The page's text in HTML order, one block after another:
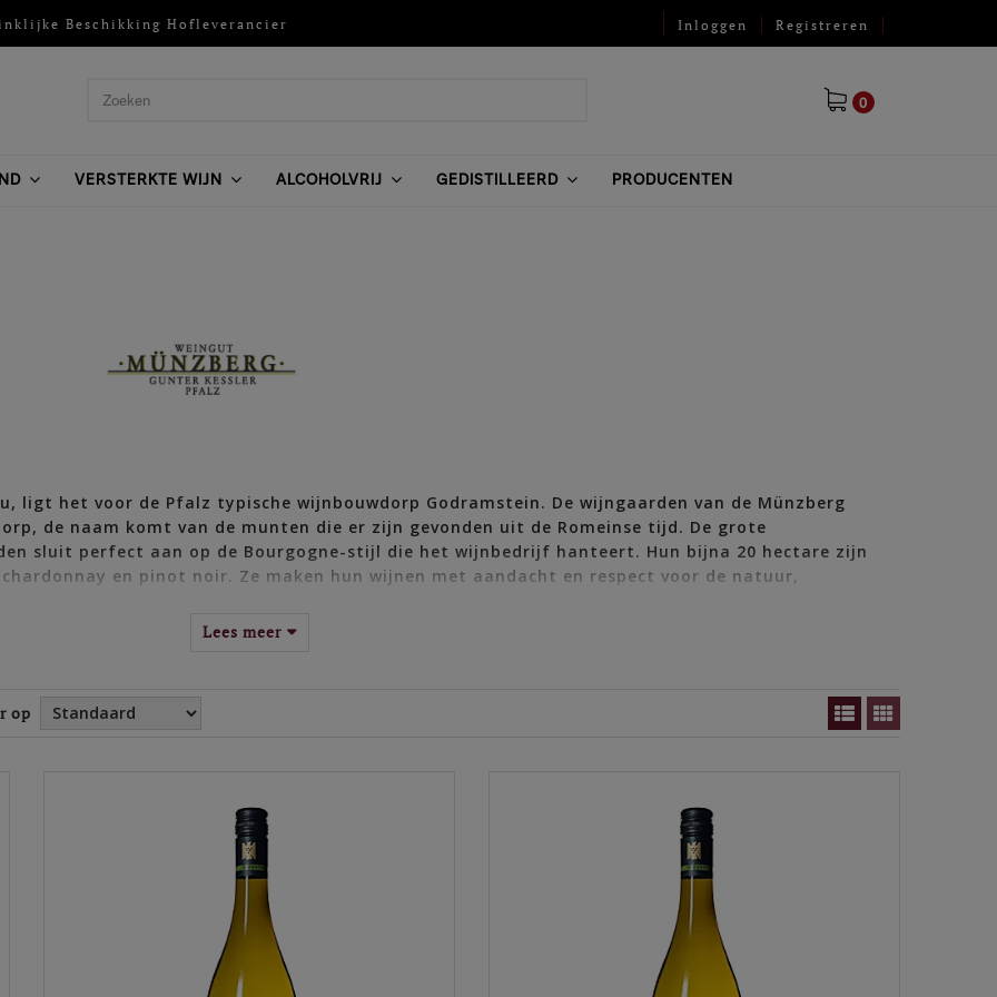
Beschikking Hofleverancier Inloggen Registreren
0
VERSTERKTE WIJN ALCOHOLVRIJ GEDISTILLEERD PRODUCENTEN
ligt het voor de Pfalz typische wijnbouwdorp Godramstein. De wijngaarden van de Münzberg
de naam komt van de munten die er zijn gevonden uit de Romeinse tijd. De grote
sluit perfect aan op de Bourgogne-stijl die het wijnbedrijf hanteert. Hun bijna 20 hectare zijn
en pinot noir. Ze maken hun wijnen met aandacht en respect voor de natuur,
Pfalz en koopt een wijngaard op de Münzberg. Zijn zoon, Lothar, brengt de wijngaard tot bloei en besluit er
waarbij hij ervaring opdoet in Duitsland, maar ook in Noord-Italië en Nieuw-Zeeland. In 2020 keert hij
Sindsdien werken vader en zoon samen op het land en in de kelder.
op druivenstokken en wijnen met een Bourgondisch karakter. Het portfolio van Münzberg bestaat vrijwel
Lees meer
op